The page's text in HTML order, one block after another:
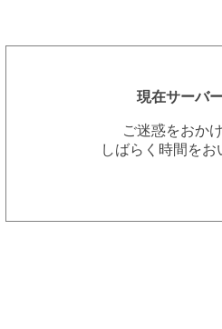
現在サーバ
ご迷惑をおか
しばらく時間を